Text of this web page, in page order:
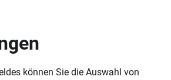
können Sie die Auswahl von